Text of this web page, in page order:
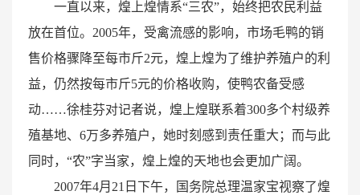
一直以来，煌上煌情系“三农”，始终把农民利益
放在首位。2005年，受禽流感的影响，市场毛鸭的销
售价格骤降至每市斤2元，煌上煌为了维护养殖户的利
益，仍然按每市斤5元的价格收购，使鸭农备受感
动……徐桂芬对记者说，煌上煌联系着300多个村级养
殖基地、6万多养殖户，她时刻感到责任重大；而与此
同时，“农”字当家，煌上煌的天地也会更加广阔。
2007年4月21日下午，国务院总理温家宝视察了煌